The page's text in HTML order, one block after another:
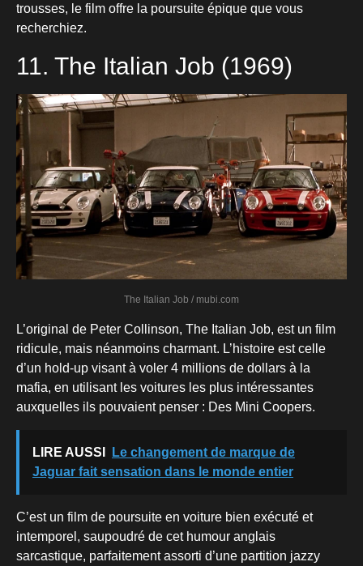
trousses, le film offre la poursuite épique que vous
recherchiez.
11. The Italian Job (1969)
The Italian Job / mubi.com
L’original de Peter Collinson, The Italian Job, est un film
ridicule, mais néanmoins charmant. L’histoire est celle
d’un hold-up visant à voler 4 millions de dollars à la
mafia, en utilisant les voitures les plus intéressantes
auxquelles ils pouvaient penser : Des Mini Coopers.
LIRE AUSSI
Le changement de marque de
Jaguar fait sensation dans le monde entier
C’est un film de poursuite en voiture bien exécuté et
intemporel, saupoudré de cet humour anglais
sarcastique, parfaitement assorti d’une partition jazzy